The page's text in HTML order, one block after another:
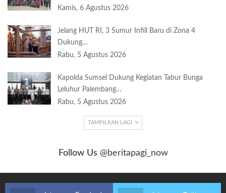
Kamis, 6 Agustus 2026
Jelang HUT RI, 3 Sumur Infill Baru di Zona 4
Dukung…
Rabu, 5 Agustus 2026
Kapolda Sumsel Dukung Kegiatan Tabur Bunga
Leluhur Palembang…
Rabu, 5 Agustus 2026
TAMPILKAN LAGI
Follow Us @beritapagi_now